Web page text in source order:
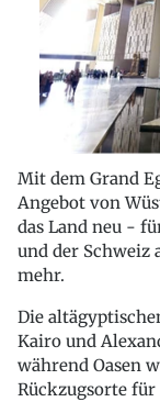
Mit dem Grand
Angebot von
das Land neu -
und der Schweiz
mehr.
Die
Kairo und
während Oasen
Rückzugsorte